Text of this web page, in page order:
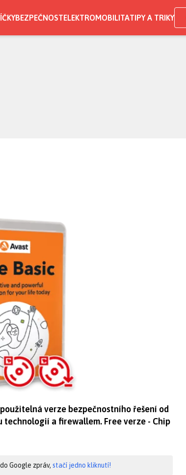
BEZPEČNOSTELEKTROMOBILITATIPY A TRIKY
verze bezpečnostního řešení od
technologií a firewallem. Free verze - Chip
Google zpráv, stačí jedno kliknutí!